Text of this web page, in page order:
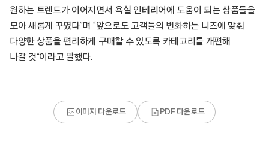
원하는 트렌드가 이어지면서 욕실 인테리어에 도움이 되는 상품들을
모아 새롭게 꾸몄다”며 “앞으로도 고객들의 변화하는 니즈에 맞춰
다양한 상품을 편리하게 구매할 수 있도록 카테고리를 개편해
나갈 것“이라고 말했다.
이미지 다운로드 PDF 다운로드